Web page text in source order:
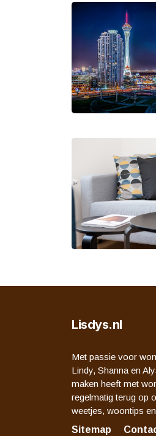
Lisdys.nl
Met passie voor
Lindy, Shanna en
maken heeft met
regelmatig terug op
weetjes, woontips
Sitemap